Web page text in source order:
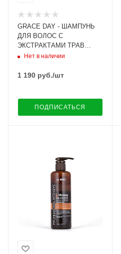
GRACE DAY - ШАМПУНЬ
ДЛЯ ВОЛОС С
ЭКСТРАКТАМИ ТРАВ
PURE PERFUME HERBAL
Нет в наличии
1 190 руб./шт
ПОДПИСАТЬСЯ